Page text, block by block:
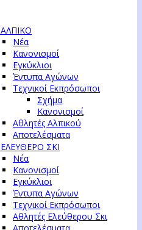
ΑΛΠΙΚΟ
Νέα
Κανονισμοί
Εγκύκλιοι
Έντυπα Αγώνων
Τεχνικοί Εκπρόσωποι
Σχήμα
Κανονισμοί
Αθλητές Αλπικού
Αποτελέσματα
ΕΛΕΥΘΕΡΟ ΣΚΙ
Νέα
Κανονισμοί
Εγκύκλιοι
Έντυπα Αγώνων
Τεχνικοί Εκπρόσωποι
Αθλητές Ελεύθερου Σκι